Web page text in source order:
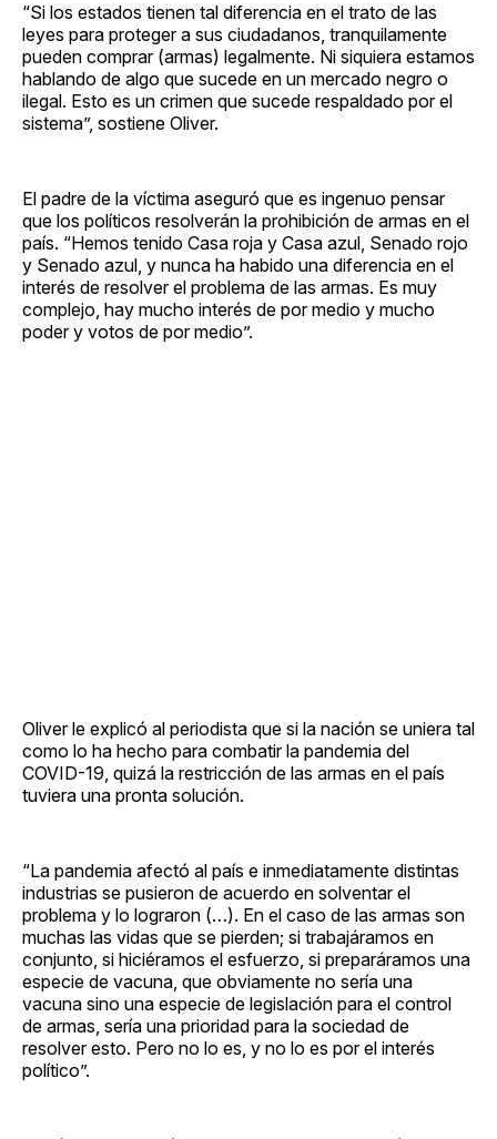
“Si los estados tienen tal diferencia en el trato de las
leyes para proteger a sus ciudadanos, tranquilamente
pueden comprar (armas) legalmente. Ni siquiera estamos
hablando de algo que sucede en un mercado negro o
ilegal. Esto es un crimen que sucede respaldado por el
sistema”, sostiene Oliver.
El padre de la víctima aseguró que es ingenuo pensar
que los políticos resolverán la prohibición de armas en el
país. “Hemos tenido Casa roja y Casa azul, Senado rojo
y Senado azul, y nunca ha habido una diferencia en el
interés de resolver el problema de las armas. Es muy
complejo, hay mucho interés de por medio y mucho
poder y votos de por medio”.
Oliver le explicó al periodista que si la nación se uniera tal
como lo ha hecho para combatir la pandemia del
COVID-19, quizá la restricción de las armas en el país
tuviera una pronta solución.
“La pandemia afectó al país e inmediatamente distintas
industrias se pusieron de acuerdo en solventar el
problema y lo lograron (…). En el caso de las armas son
muchas las vidas que se pierden; si trabajáramos en
conjunto, si hiciéramos el esfuerzo, si preparáramos una
especie de vacuna, que obviamente no sería una
vacuna sino una especie de legislación para el control
de armas, sería una prioridad para la sociedad de
resolver esto. Pero no lo es, y no lo es por el interés
político”.